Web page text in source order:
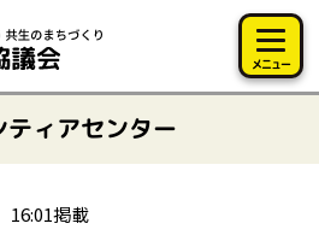
メニュー
ィアセンター
16:01掲載